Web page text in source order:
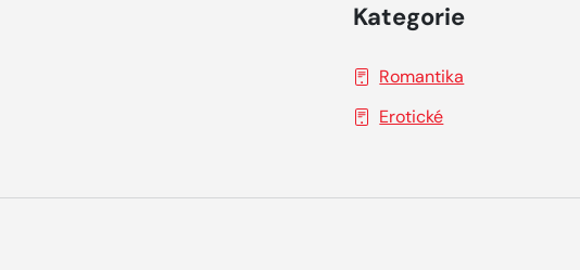
Kategorie
Romantika
Erotické